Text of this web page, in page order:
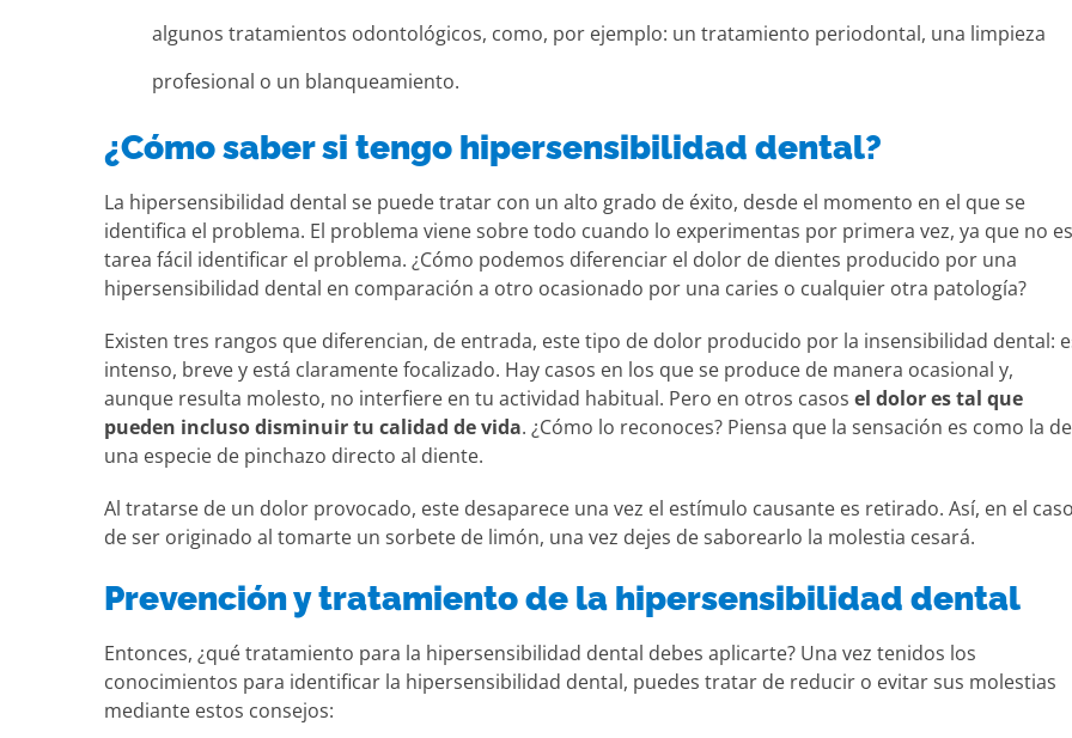
algunos tratamientos odontológicos, como, por ejemplo: un tratamiento periodontal, una limpieza
profesional o un blanqueamiento.
¿Cómo saber si tengo hipersensibilidad dental?
La hipersensibilidad dental se puede tratar con un alto grado de éxito, desde el momento en el que se
identifica el problema. El problema viene sobre todo cuando lo experimentas por primera vez, ya que no es
tarea fácil identificar el problema. ¿Cómo podemos diferenciar el dolor de dientes producido por una
hipersensibilidad dental en comparación a otro ocasionado por una caries o cualquier otra patología?
Existen tres rangos que diferencian, de entrada, este tipo de dolor producido por la insensibilidad dental:
intenso, breve y está claramente focalizado. Hay casos en los que se produce de manera ocasional y,
aunque resulta molesto, no interfiere en tu actividad habitual. Pero en otros casos el dolor es tal que
pueden incluso disminuir tu calidad de vida. ¿Cómo lo reconoces? Piensa que la sensación es como la de
una especie de pinchazo directo al diente.
Al tratarse de un dolor provocado, este desaparece una vez el estímulo causante es retirado. Así, en el
de ser originado al tomarte un sorbete de limón, una vez dejes de saborearlo la molestia cesará.
Prevención y tratamiento de la hipersensibilidad dental
Entonces, ¿qué tratamiento para la hipersensibilidad dental debes aplicarte? Una vez tenidos los
conocimientos para identificar la hipersensibilidad dental, puedes tratar de reducir o evitar sus molestias
mediante estos consejos: